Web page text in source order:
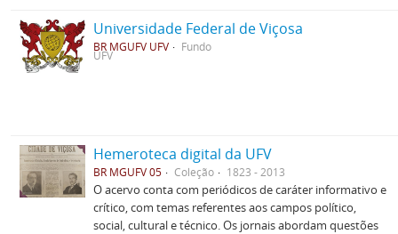
Universidade Federal de Viçosa
BR MGUFV UFV Fundo
UFV
Hemeroteca digital da UFV
BR MGUFV 05 Coleção 1823 - 2013
O acervo conta com periódicos de caráter informativo e
crítico, com temas referentes aos campos político,
social, cultural e técnico. Os jornais abordam questões